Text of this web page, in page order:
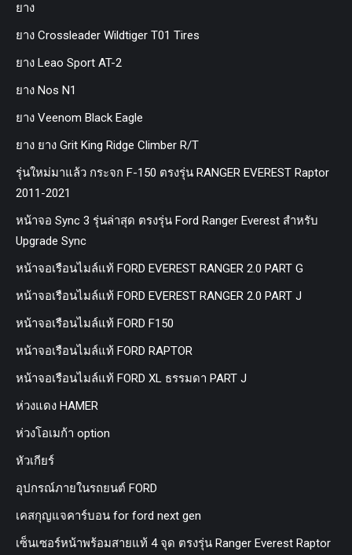
ยาง
ยาง Crossleader Wildtiger T01 Tires
ยาง Leao Sport AT-2
ยาง Nos N1
ยาง Veenom Black Eagle
ยาง ยาง Grit King Ridge Climber R/T
รุ่นใหม่มาแล้ว กระจก F-150 ตรงรุ่น RANGER EVEREST Raptor
2011-2021
หน้าจอ Sync 3 รุ่นล่าสุด ตรงรุ่น Ford Ranger Everest สำหรับ
Upgrade Sync
หน้าจอเรือนไมล์แท้ FORD EVEREST RANGER 2.0 PART G
หน้าจอเรือนไมล์แท้ FORD EVEREST RANGER 2.0 PART J
หน้าจอเรือนไมล์แท้ FORD F150
หน้าจอเรือนไมล์แท้ FORD RAPTOR
หน้าจอเรือนไมล์แท้ FORD XL ธรรมดา PART J
ห่วงแดง HAMER
ห่วงโอเมก้า option
หัวเกียร์
อุปกรณ์ภายในรถยนต์ FORD
เคสกุญแจคาร์บอน for ford next gen
เซ็นเซอร์หน้าพร้อมสายแท้ 4 จุด ตรงรุ่น Ranger Everest Raptor